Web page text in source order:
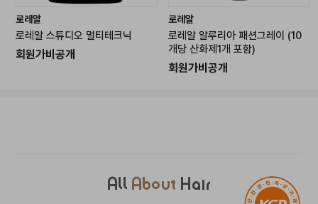
※ 믹스컬러 옵션 산화제 불포함 ※
믹스레드 / 믹스카퍼 / 믹스바이올렛 / 믹스그린 / 믹스블루)
로레알
로레알 스튜디오 멀티테크닉
회원가비공개
로레알
로레알 알루리아 패션그레이 (10
개당 산화제1개 포함)
회원가비공개
All About Hair